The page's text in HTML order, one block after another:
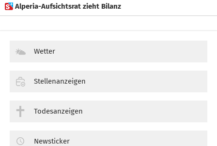
 Alperia-Aufsichtsrat zieht Bilanz
Wetter
Stellenanzeigen
Todesanzeigen
Newsticker